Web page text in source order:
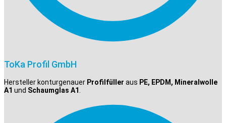
ToKa Profil GmbH
Hersteller konturgenauer Profilfüller aus PE, EPDM, Mineralwolle
A1 und Schaumglas A1.